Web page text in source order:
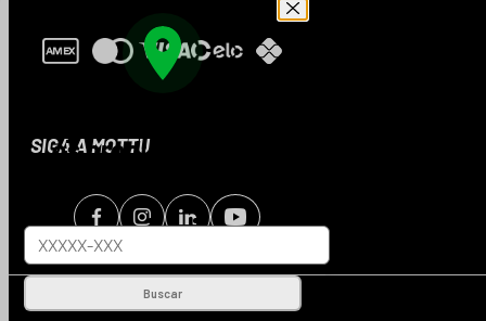
SIGA A MOTTU
os produtos da sua
Buscar